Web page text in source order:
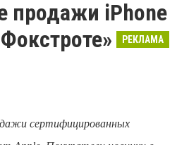
продажи iPhone
РЕКЛАМА
сертифицированных